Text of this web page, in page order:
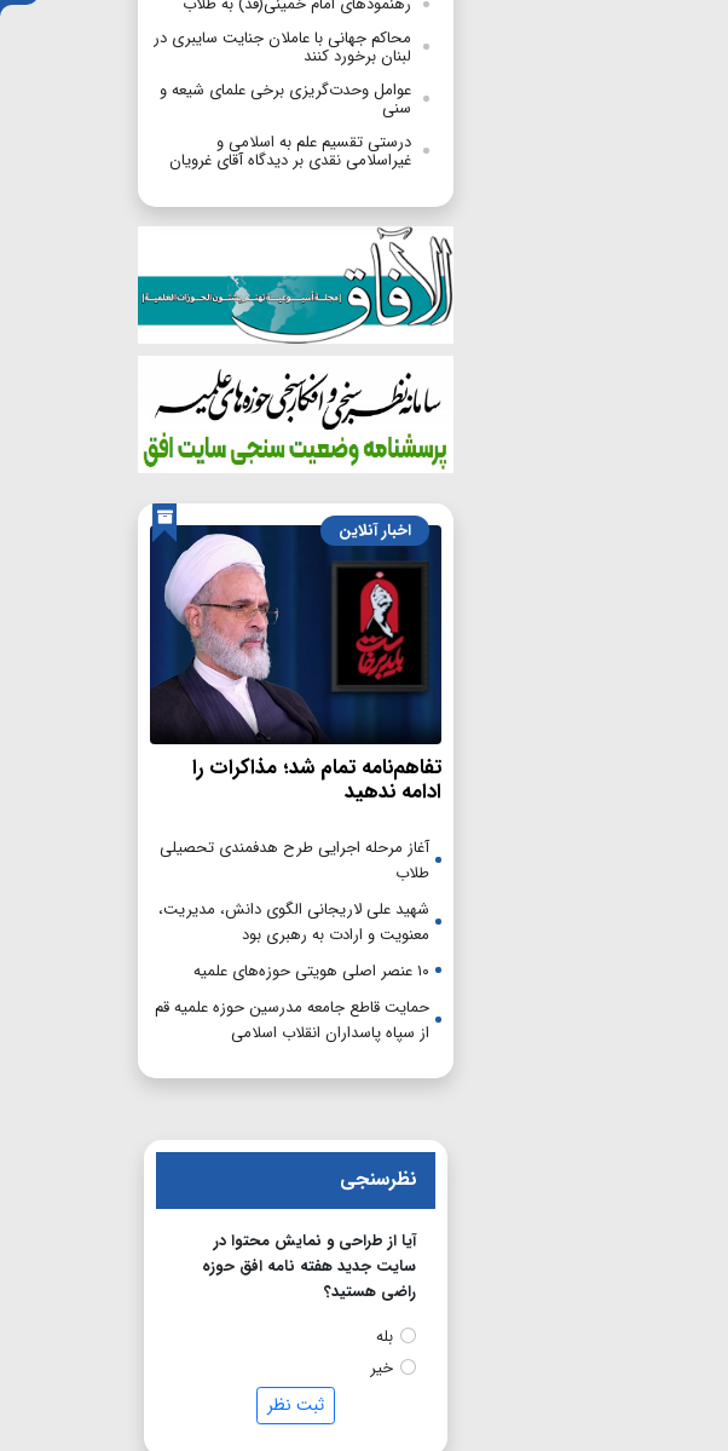
محاکم جهانی با عاملان جنایت سایبری در
لبنان برخورد کنند
عوامل وحدت‌گریزی برخی علمای شیعه و
سنی
درستی تقسیم علم به اسلامی و
غیراسلامی نقدی بر دیدگاه آقای غرویان
اخبار آنلاین
تفاهم‌نامه تمام شد؛ مذاکرات را
ادامه ندهید
آغاز مرحله اجرایی طرح هدفمندی تحصیلی
طلاب
شهید علی لاریجانی الگوی دانش، مدیریت،
معنویت و ارادت به رهبری بود
۱۰ عنصر اصلی هویتی حوزه‌های علمیه
حمایت قاطع جامعه مدرسین حوزه علمیه قم
از سپاه پاسداران انقلاب اسلامی
نظرسنجی
آیا از طراحی و نمایش محتوا در
سایت جدید هفته نامه افق حوزه
راضی هستید؟
بله
خیر
ثبت نظر